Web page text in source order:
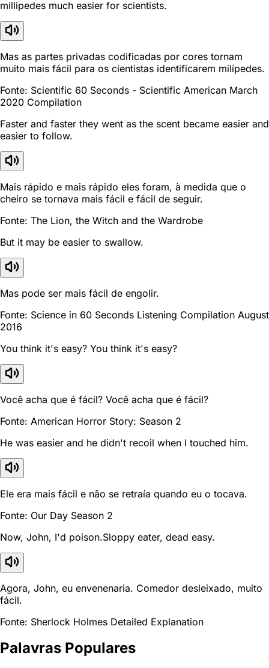
millipedes much easier for scientists.
Mas as partes privadas codificadas por cores tornam
muito mais fácil para os cientistas identificarem milípedes.
Fonte: Scientific 60 Seconds - Scientific American March
2020 Compilation
Faster and faster they went as the scent became easier and
easier to follow.
Mais rápido e mais rápido eles foram, à medida que o
cheiro se tornava mais fácil e fácil de seguir.
Fonte: The Lion, the Witch and the Wardrobe
But it may be easier to swallow.
Mas pode ser mais fácil de engolir.
Fonte: Science in 60 Seconds Listening Compilation August
2016
You think it's easy? You think it's easy?
Você acha que é fácil? Você acha que é fácil?
Fonte: American Horror Story: Season 2
He was easier and he didn't recoil when I touched him.
Ele era mais fácil e não se retraía quando eu o tocava.
Fonte: Our Day Season 2
Now, John, I'd poison.Sloppy eater, dead easy.
Agora, John, eu envenenaria. Comedor desleixado, muito
fácil.
Fonte: Sherlock Holmes Detailed Explanation
Palavras Populares